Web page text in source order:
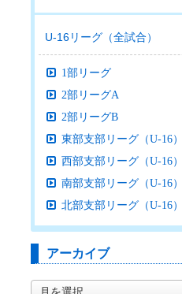
U-16リーグ（全試合）
1部リーグ
2部リーグA
2部リーグB
東部支部リーグ（U-16）
西部支部リーグ（U-16）
南部支部リーグ（U-16）
北部支部リーグ（U-16）
アーカイブ